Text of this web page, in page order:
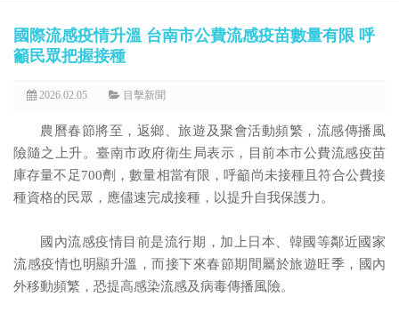
國際流感疫情升溫 台南市公費流感疫苗數量有限 呼
籲民眾把握接種
2026.02.05 目擊新聞
農曆春節將至，返鄉、旅遊及聚會活動頻繁，流感傳播風
險隨之上升。臺南市政府衛生局表示，目前本市公費流感疫苗
庫存量不足700劑，數量相當有限，呼籲尚未接種且符合公費接
種資格的民眾，應儘速完成接種，以提升自我保護力。
國內流感疫情目前是流行期，加上日本、韓國等鄰近國家
流感疫情也明顯升溫，而接下來春節期間屬於旅遊旺季，國內
外移動頻繁，恐提高感染流感及病毒傳播風險。